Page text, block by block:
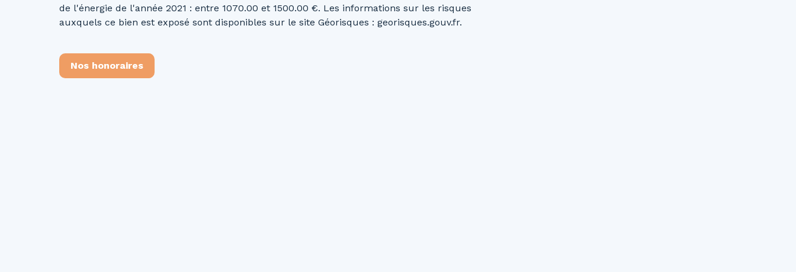
de l'énergie de l'année 2021 : entre 1070.00 et 1500.00 €. Les informations sur les risques
auxquels ce bien est exposé sont disponibles sur le site Géorisques : georisques.gouv.fr.
Nos honoraires